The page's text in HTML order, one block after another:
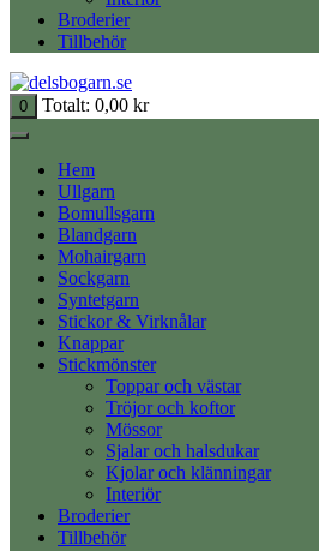
Broderier
Tillbehör
0 Totalt: 0,00 kr
Hem
Ullgarn
Bomullsgarn
Blandgarn
Mohairgarn
Sockgarn
Syntetgarn
Stickor & Virknålar
Knappar
Stickmönster
Toppar och västar
Tröjor och koftor
Mössor
Sjalar och halsdukar
Kjolar och klänningar
Interiör
Broderier
Tillbehör